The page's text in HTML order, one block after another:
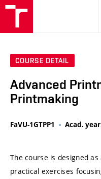
COURSE DETAIL
Advanced
Printmaking
FaVU-1GTPP1 Acad.
The course is designed
practical exercises